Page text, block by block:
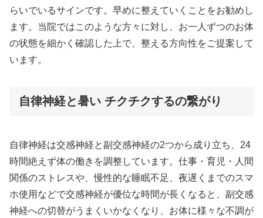
らいでいるサインです。早めに整えていくことをお勧めし
ます。当院ではこのような方々に対し、お一人ずつのお体
の状態を細かく確認した上で、整える方向性をご提案して
います。
自律神経と暑い チクチクするの繋がり
自律神経は交感神経と副交感神経の2つから成り立ち、24
時間絶えず体の働きを調整しています。仕事・育児・人間
関係のストレスや、慢性的な睡眠不足、夜遅くまでのスマ
ホ使用などで交感神経が優位な時間が長くなると、副交感
神経への切替がうまくいかなくなり、お体に様々な不調が